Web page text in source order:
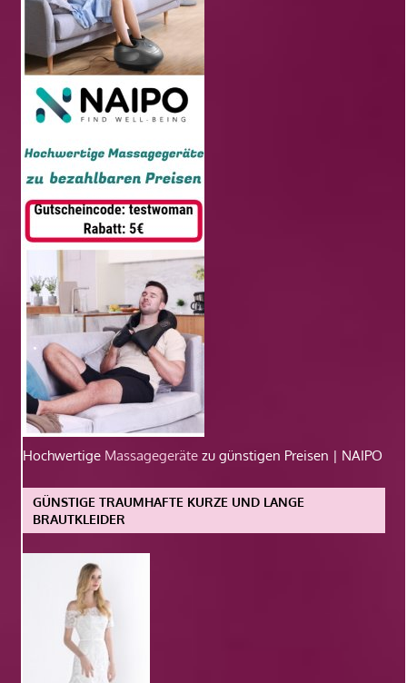
Hochwertige Massagegeräte zu günstigen Preisen | NAIPO
GÜNSTIGE TRAUMHAFTE KURZE UND LANGE
BRAUTKLEIDER